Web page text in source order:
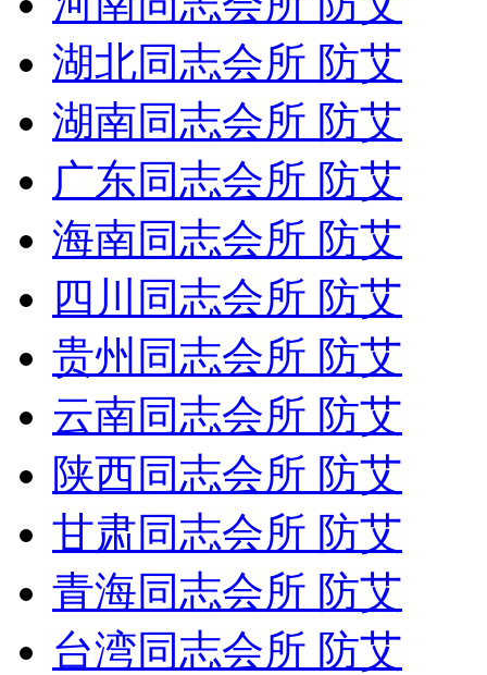
湖北同志会所 防艾
湖南同志会所 防艾
广东同志会所 防艾
海南同志会所 防艾
四川同志会所 防艾
贵州同志会所 防艾
云南同志会所 防艾
陕西同志会所 防艾
甘肃同志会所 防艾
青海同志会所 防艾
台湾同志会所 防艾